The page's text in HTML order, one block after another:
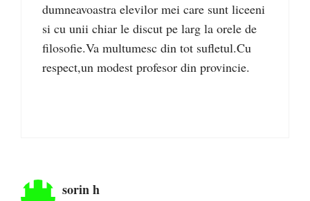
dumneavoastra elevilor mei care sunt liceeni
si cu unii chiar le discut pe larg la orele de
filosofie.Va multumesc din tot sufletul.Cu
respect,un modest profesor din provincie.
sorin h